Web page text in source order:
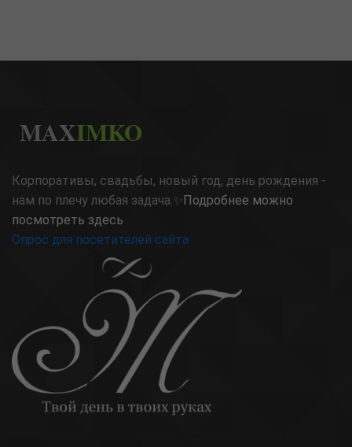
MAXIMKO
Корпоративы, свадьбы, новый год, день рождения -
нам по плечу любая задача.✨Подробнее можно
посмотреть здесь
Опрос для посетителей сайта